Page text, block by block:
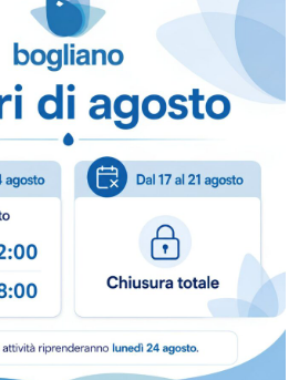
ASTA TELESCOPICA 3X2 MT.
PRONTA CONSEGNA